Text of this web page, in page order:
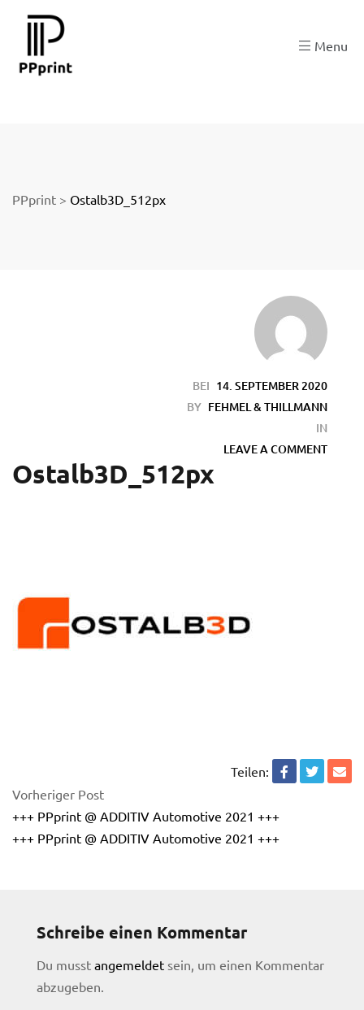
Menu
PPprint > Ostalb3D_512px
BEI 14. SEPTEMBER 2020
BY FEHMEL & THILLMANN
IN
LEAVE A COMMENT
Ostalb3D_512px
Teilen:
Vorheriger Post
+++ PPprint @ ADDITIV Automotive 2021 +++
+++ PPprint @ ADDITIV Automotive 2021 +++
Schreibe einen Kommentar
Du musst angemeldet sein, um einen Kommentar
abzugeben.